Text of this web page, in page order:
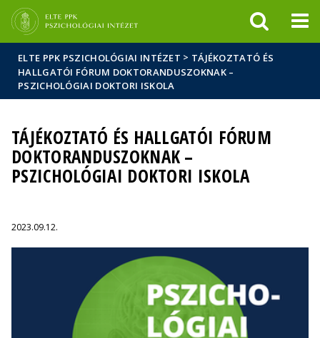
sajtóban
ELTE PPK PSZICHOLÓGIAI INTÉZET > TÁJÉKOZTATÓ ÉS
HALLGATÓI FÓRUM DOKTORANDUSZOKNAK –
PSZICHOLÓGIAI DOKTORI ISKOLA
TÁJÉKOZTATÓ ÉS HALLGATÓI FÓRUM
DOKTORANDUSZOKNAK –
PSZICHOLÓGIAI DOKTORI ISKOLA
2023.09.12.